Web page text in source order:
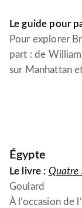
Le guide pour
Pour explorer
part : de
sur Manhattan
Égypte
Le livre : Quatre
Goulard
À l’occasion de